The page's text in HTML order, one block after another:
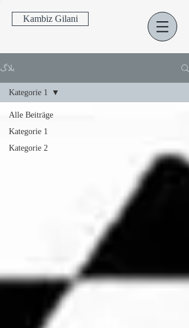
Kambiz Gilani
بلاگ
Alle Beiträge
Kategorie 1
Kategorie 2
Kategorie 1